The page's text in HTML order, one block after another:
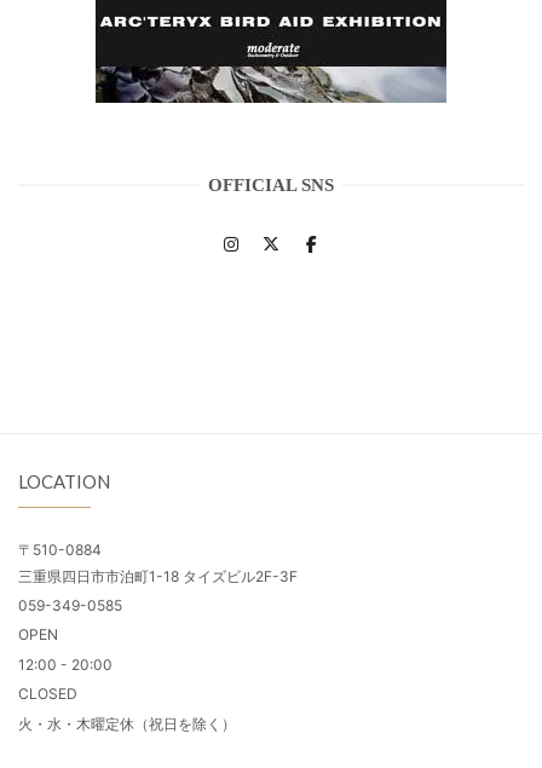
OFFICIAL SNS
LOCATION
〒510-0884
三重県四日市市泊町1-18 タイズビル2F-3F
059-349-0585
OPEN
12:00 - 20:00
CLOSED
火・水・木曜定休（祝日を除く）